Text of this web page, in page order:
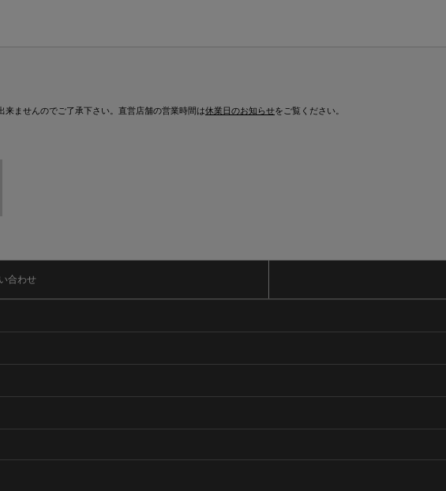
来ませんのでご了承下さい。直営店舗の営業時間は休業日のお知らせをご覧ください。
合わせ